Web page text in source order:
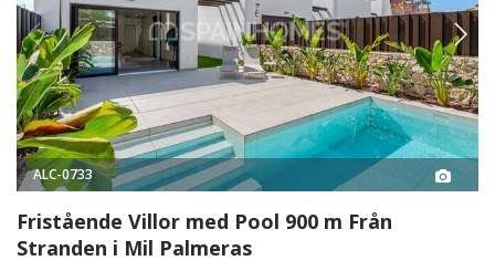
ALC-0733
Fristående Villor med Pool 900 m Från
Stranden i Mil Palmeras